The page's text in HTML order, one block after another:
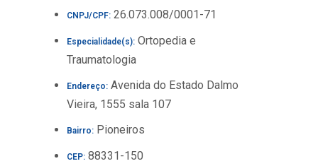
CNPJ/CPF: 26.073.008/0001-71
Especialidade(s): Ortopedia e
Traumatologia
Endereço: Avenida do Estado Dalmo
Vieira, 1555 sala 107
Bairro: Pioneiros
CEP: 88331-150